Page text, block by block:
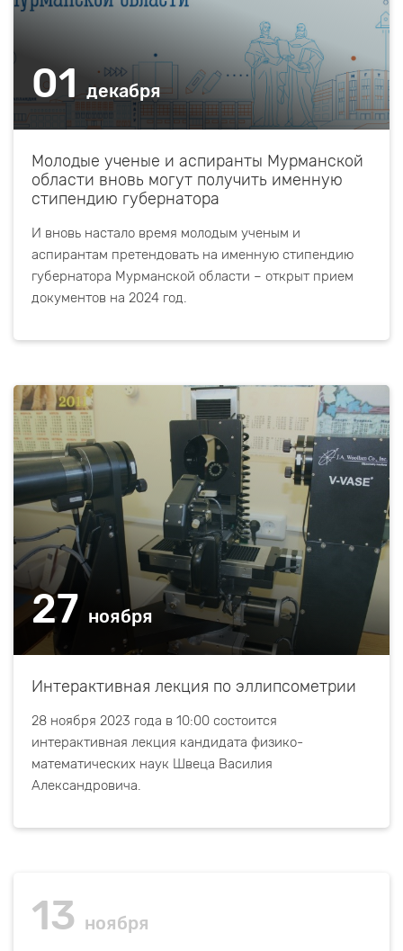
01 декабря
Молодые ученые и аспиранты Мурманской
области вновь могут получить именную
стипендию губернатора
И вновь настало время молодым ученым и
аспирантам претендовать на именную стипендию
губернатора Мурманской области – открыт прием
документов на 2024 год.
27 ноября
Интерактивная лекция по эллипсометрии
28 ноября 2023 года в 10:00 состоится
интерактивная лекция кандидата физико-
математических наук Швеца Василия
Александровича.
13 ноября